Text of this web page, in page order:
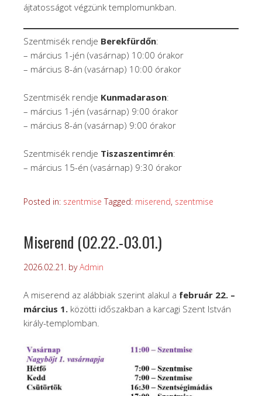
ájtatosságot végzünk templomunkban.
Szentmisék rendje Berekfürdőn:
– március 1-jén (vasárnap) 10:00 órakor
– március 8-án (vasárnap) 10:00 órakor
Szentmisék rendje Kunmadarason:
– március 1-jén (vasárnap) 9:00 órakor
– március 8-án (vasárnap) 9:00 órakor
Szentmisék rendje Tiszaszentimrén:
– március 15-én (vasárnap) 9:30 órakor
Posted in: szentmise Tagged: miserend, szentmise
Miserend (02.22.-03.01.)
2026.02.21. byAdmin
A miserend az alábbiak szerint alakul a február 22. –
március 1. közötti időszakban a karcagi Szent István
király-templomban.